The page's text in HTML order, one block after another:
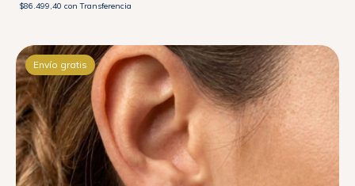
$86.499,40 con Transferencia
Envío gratis